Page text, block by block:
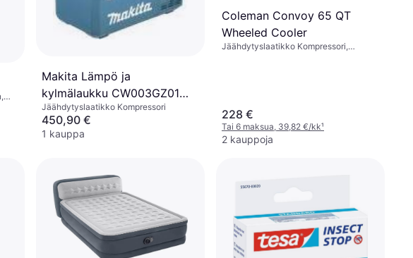
Makita Lämpö ja
kylmälaukku CW003GZ01
18/40 V (ilman akkua ja
laturia)
Jäähdytyslaatikko Kompressori
450,90 €
1 kauppa
Coleman Convoy 65 QT
Wheeled Cooler
Jäähdytyslaatikko Kompressori,
228 €
Tai 6 maksua, 39,82 €/kk¹
2 kauppoja